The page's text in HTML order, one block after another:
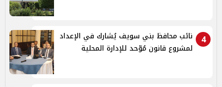
4
نائب محافظ بني سويف يُشارك في الإعداد
لمشروع قانون مُوّحد للإدارة المحلية